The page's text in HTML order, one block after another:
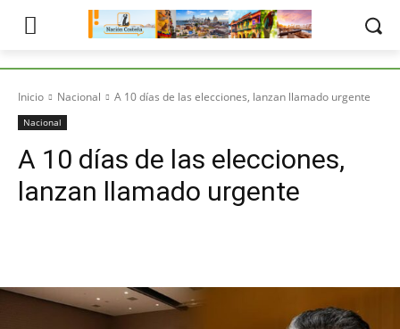
Inicio Nacional A 10 días de las elecciones, lanzan llamado urgente
Nacional
A 10 días de las elecciones,
lanzan llamado urgente